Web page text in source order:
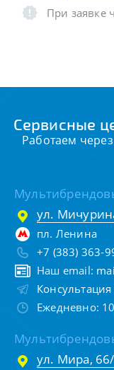
При заявке
Сервисные
Работаем
ул.
пл. Ленина
+7 (383) 363-
Наш email:
Ежедневно:
ул. Мира,